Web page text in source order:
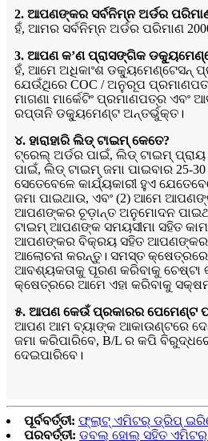
2. ଆପଣଙ୍କର ସର୍ବନିମ୍ନ ଅର୍ଡର
ହଁ, ଆମର ସର୍ବନିମ୍ନ ଅର୍ଡର ପରିମାଣ
3. ଆପଣ କ’ଣ ପ୍ରାସଙ୍ଗିକ
ହଁ, ଆମେ ଅଧିକାଂଶ ଡକ୍ୟୁମେଣ୍ଟେସନ୍
ଯେଉଁଥିରେ COC / ଅନୁରୂପ
ମାଗଣା ମାର୍କେଟିଂ ପ୍ରମାଣପତ୍ର ଏବଂ
ରପ୍ତାନି ଡକ୍ୟୁମେଣ୍ଟ ଅନ୍ତର୍ଭୁକ୍ତ।
୪. ହାରାହାରି ଲିଡ୍ ଟାଇମ୍ କେତେ?
ଟ୍ରେଲ୍ ଅର୍ଡର ପାଇଁ, ଲିଡ୍ ଟାଇମ୍
ପାଇଁ, ଲିଡ୍ ଟାଇମ୍ ଜମା ପାଇବାର 25-
ସେତେବେଳେ କାର୍ଯ୍ୟକାରୀ ହୁଏ
ଜମା ପାଇଥାଉ, ଏବଂ (2) ଆମେ
ଆପଣଙ୍କର ଚୂଡ଼ାନ୍ତ ଅନୁମୋଦନ
ଟାଇମ୍ ଆପଣଙ୍କ ସମୟସୀମା ସହିତ କାମ
ଆପଣଙ୍କର ବିକ୍ରୟ ସହିତ ଆପଣଙ୍କର
ଆଲୋଚନା କରନ୍ତୁ। ସମସ୍ତ
ଆବଶ୍ୟକତାକୁ ପୂରଣ କରିବାକୁ ଚେଷ୍ଟା
କ୍ଷେତ୍ରରେ ଆମେ ଏହା କରିବାକୁ
୫. ଆପଣ କେଉଁ ପ୍ରକାରର ପେମେଣ୍ଟ
ଆପଣ ଆମ ବ୍ୟାଙ୍କ ଆକାଉଣ୍ଟରେ
ଜମା କରିପାରିବେ, B/L ର କପି ବିରୁଦ୍ଧରେ
ଦେଇପାରିବେ।
ପୂର୍ବବର୍ତ୍ତୀ: ଫ୍ଲାଟ୍ ଏମିଟର୍ ଡ୍ରିପ୍
ପରବର୍ତ୍ତୀ: ଡବଲ୍ ହୋଲ୍ ସହିତ